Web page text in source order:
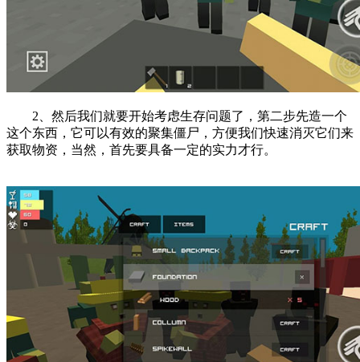
2、然后我们就要开始考虑生存问题了，第二步先造一个
这个东西，它可以有效的聚集僵尸，方便我们快速消灭它们来
获取物资，当然，首先要具备一定的实力才行。